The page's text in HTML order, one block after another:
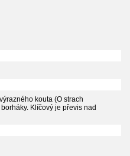
kouta (O strach
Klíčový je převis nad